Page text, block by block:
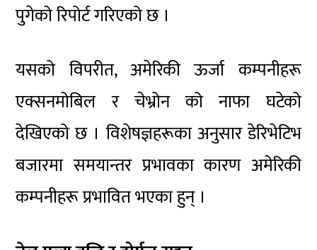
पुगेको रिपोर्ट गरिएको छ ।
यसको विपरीत, अमेरिकी ऊर्जा कम्पनीहरू
एक्सनमोबिल र चेभ्रोन को नाफा घटेको
देखिएको छ । विशेषज्ञहरूका अनुसार डेरिभेटिभ
बजारमा समयान्तर प्रभावका कारण अमेरिकी
कम्पनीहरू प्रभावित भएका हुन् ।